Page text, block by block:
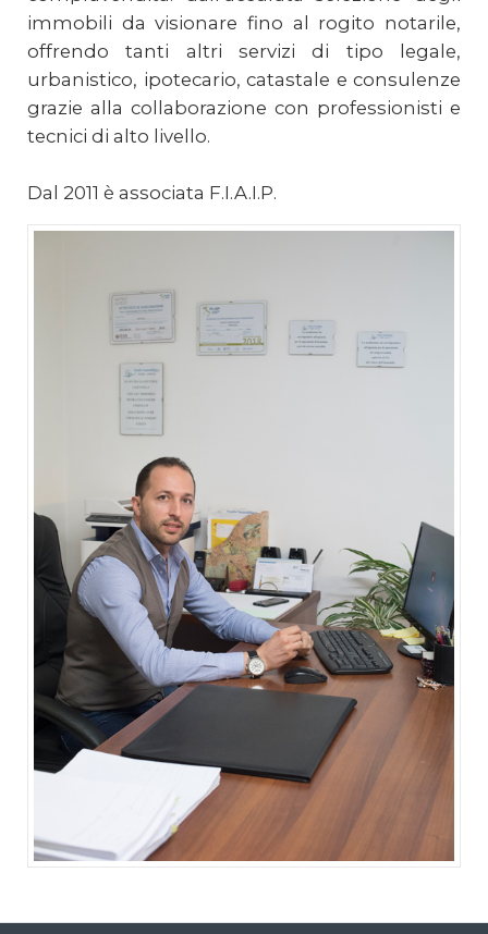
immobili da visionare fino al rogito notarile,
offrendo tanti altri servizi di tipo legale,
urbanistico, ipotecario, catastale e consulenze
grazie alla collaborazione con professionisti e
tecnici di alto livello.
Dal 2011 è associata F.I.A.I.P.